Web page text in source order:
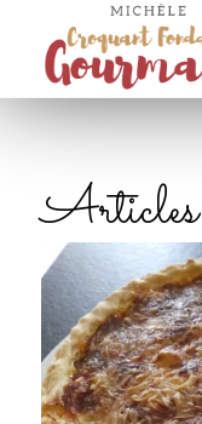
Articles